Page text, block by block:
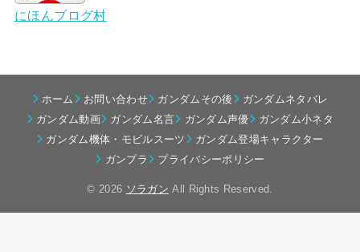
にほんブログ村
ホーム お問い合わせ ガンダムその後
ガンダムネタバレ
ガンダム動画
ガンダム名言 ガンダム声優
ガンダム小ネタ
ガンダム機体・モビルスーツ
ガンダム登場キャラクター
ガンプラ
プライバシーポリシー
© 2026 ソラガン All Rights Reserved.